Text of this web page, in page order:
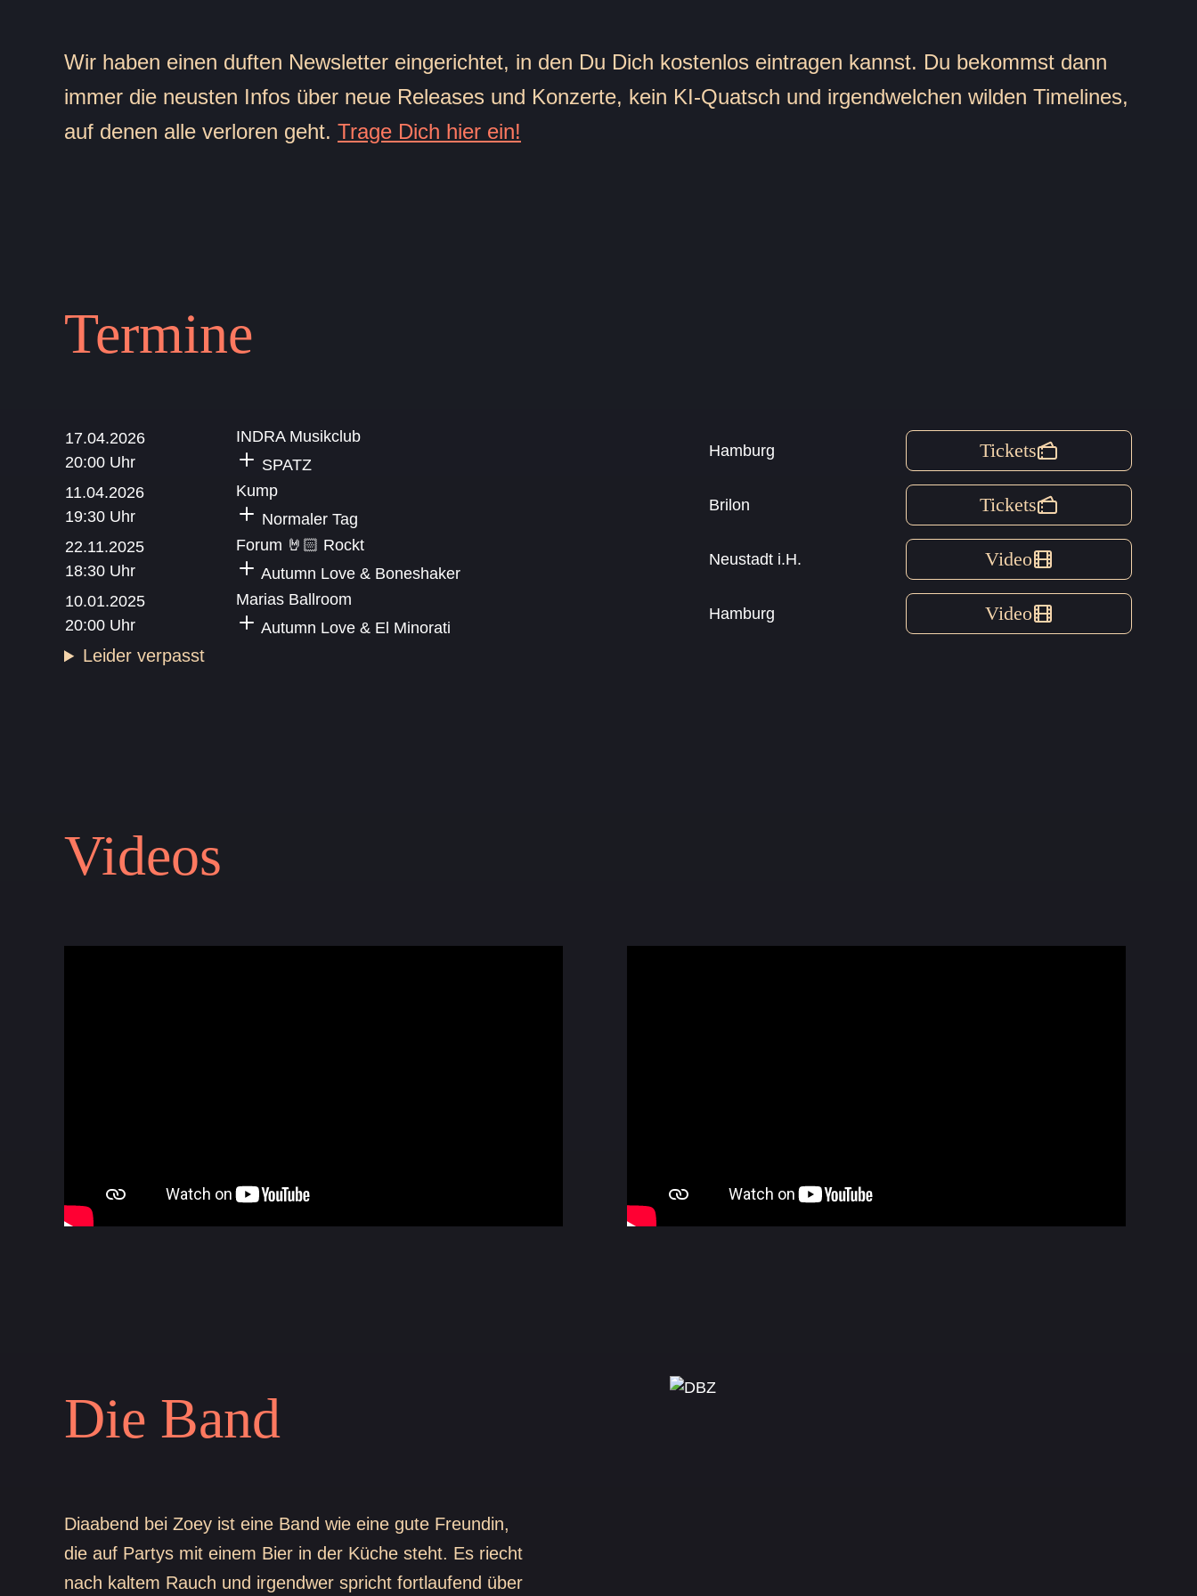
Wir haben einen duften Newsletter eingerichtet, in den Du Dich kostenlos eintragen kannst. Du bekommst dann
immer die neusten Infos über neue Releases und Konzerte, kein KI-Quatsch und irgendwelchen wilden Timelines,
auf denen alle verloren geht. Trage Dich hier ein!
Termine
17.04.2026
20:00 Uhr
INDRA Musikclub
SPATZ
Hamburg Tickets
11.04.2026
19:30 Uhr
Kump
Normaler Tag
Brilon Tickets
22.11.2025
18:30 Uhr
Forum 🤘🏻 Rockt
Autumn Love & Boneshaker
Neustadt i.H. Video
10.01.2025
20:00 Uhr
Marias Ballroom
Autumn Love & El Minorati
Hamburg Video
Leider verpasst
Videos
Die Band
Diaabend bei Zoey ist eine Band wie eine gute Freundin,
die auf Partys mit einem Bier in der Küche steht. Es riecht
nach kaltem Rauch und irgendwer spricht fortlaufend über